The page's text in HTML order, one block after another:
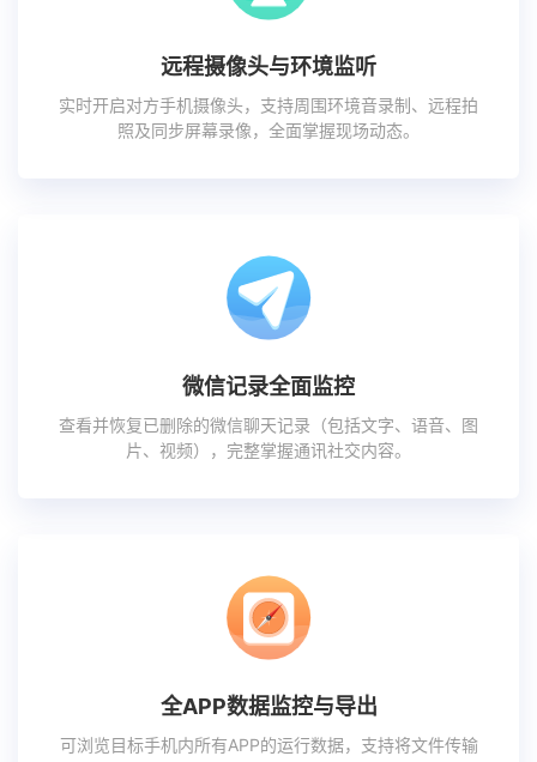
远程摄像头与环境监听
实时开启对方手机摄像头，支持周围环境音录制、远程拍
照及同步屏幕录像，全面掌握现场动态。
微信记录全面监控
查看并恢复已删除的微信聊天记录（包括文字、语音、图
片、视频），完整掌握通讯社交内容。
全APP数据监控与导出
可浏览目标手机内所有APP的运行数据，支持将文件传输